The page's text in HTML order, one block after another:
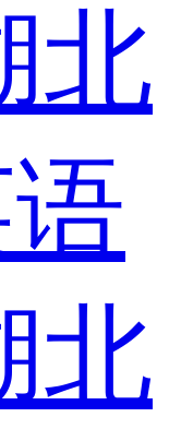
北
北